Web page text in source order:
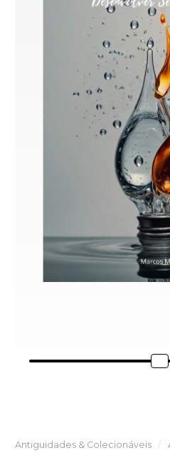
Antiguidades & Colecionáveis